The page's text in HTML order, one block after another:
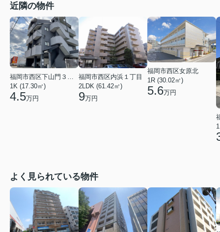
近隣の物件
1K (17.30㎡)
4.5万円
福岡市西区内浜１丁目
2LDK (61.42㎡)
9万円
福岡市西区女原北
1R (30.02㎡)
5.6万円
よく見られている物件